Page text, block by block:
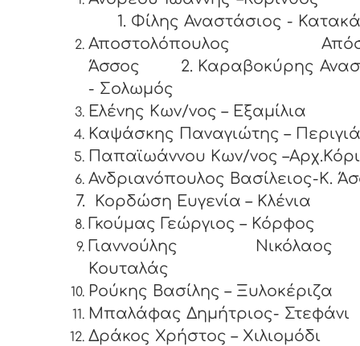
1. Φίλης Αναστάσιος -
Αποστολόπουλος
Άσσος 2. Καραβοκύρης
- Σολωμός
Ελένης Κων/νος – Εξαμίλια
Καψάσκης Παναγιώτης –
Παπαϊωάννου Κων/νος
Ανδριανόπουλος Βασίλειος-K.
7.
Κορδώση Ευγενία – Κλένια
Γκούμας Γεώργιος – Κόρφος
Γιαννούλης
Ρούκης Βασίλης – Ξυλοκέριζα
Μπαλάφας Δημήτριος- Στεφάνι
Δράκος Χρήστος – Χιλιομόδι